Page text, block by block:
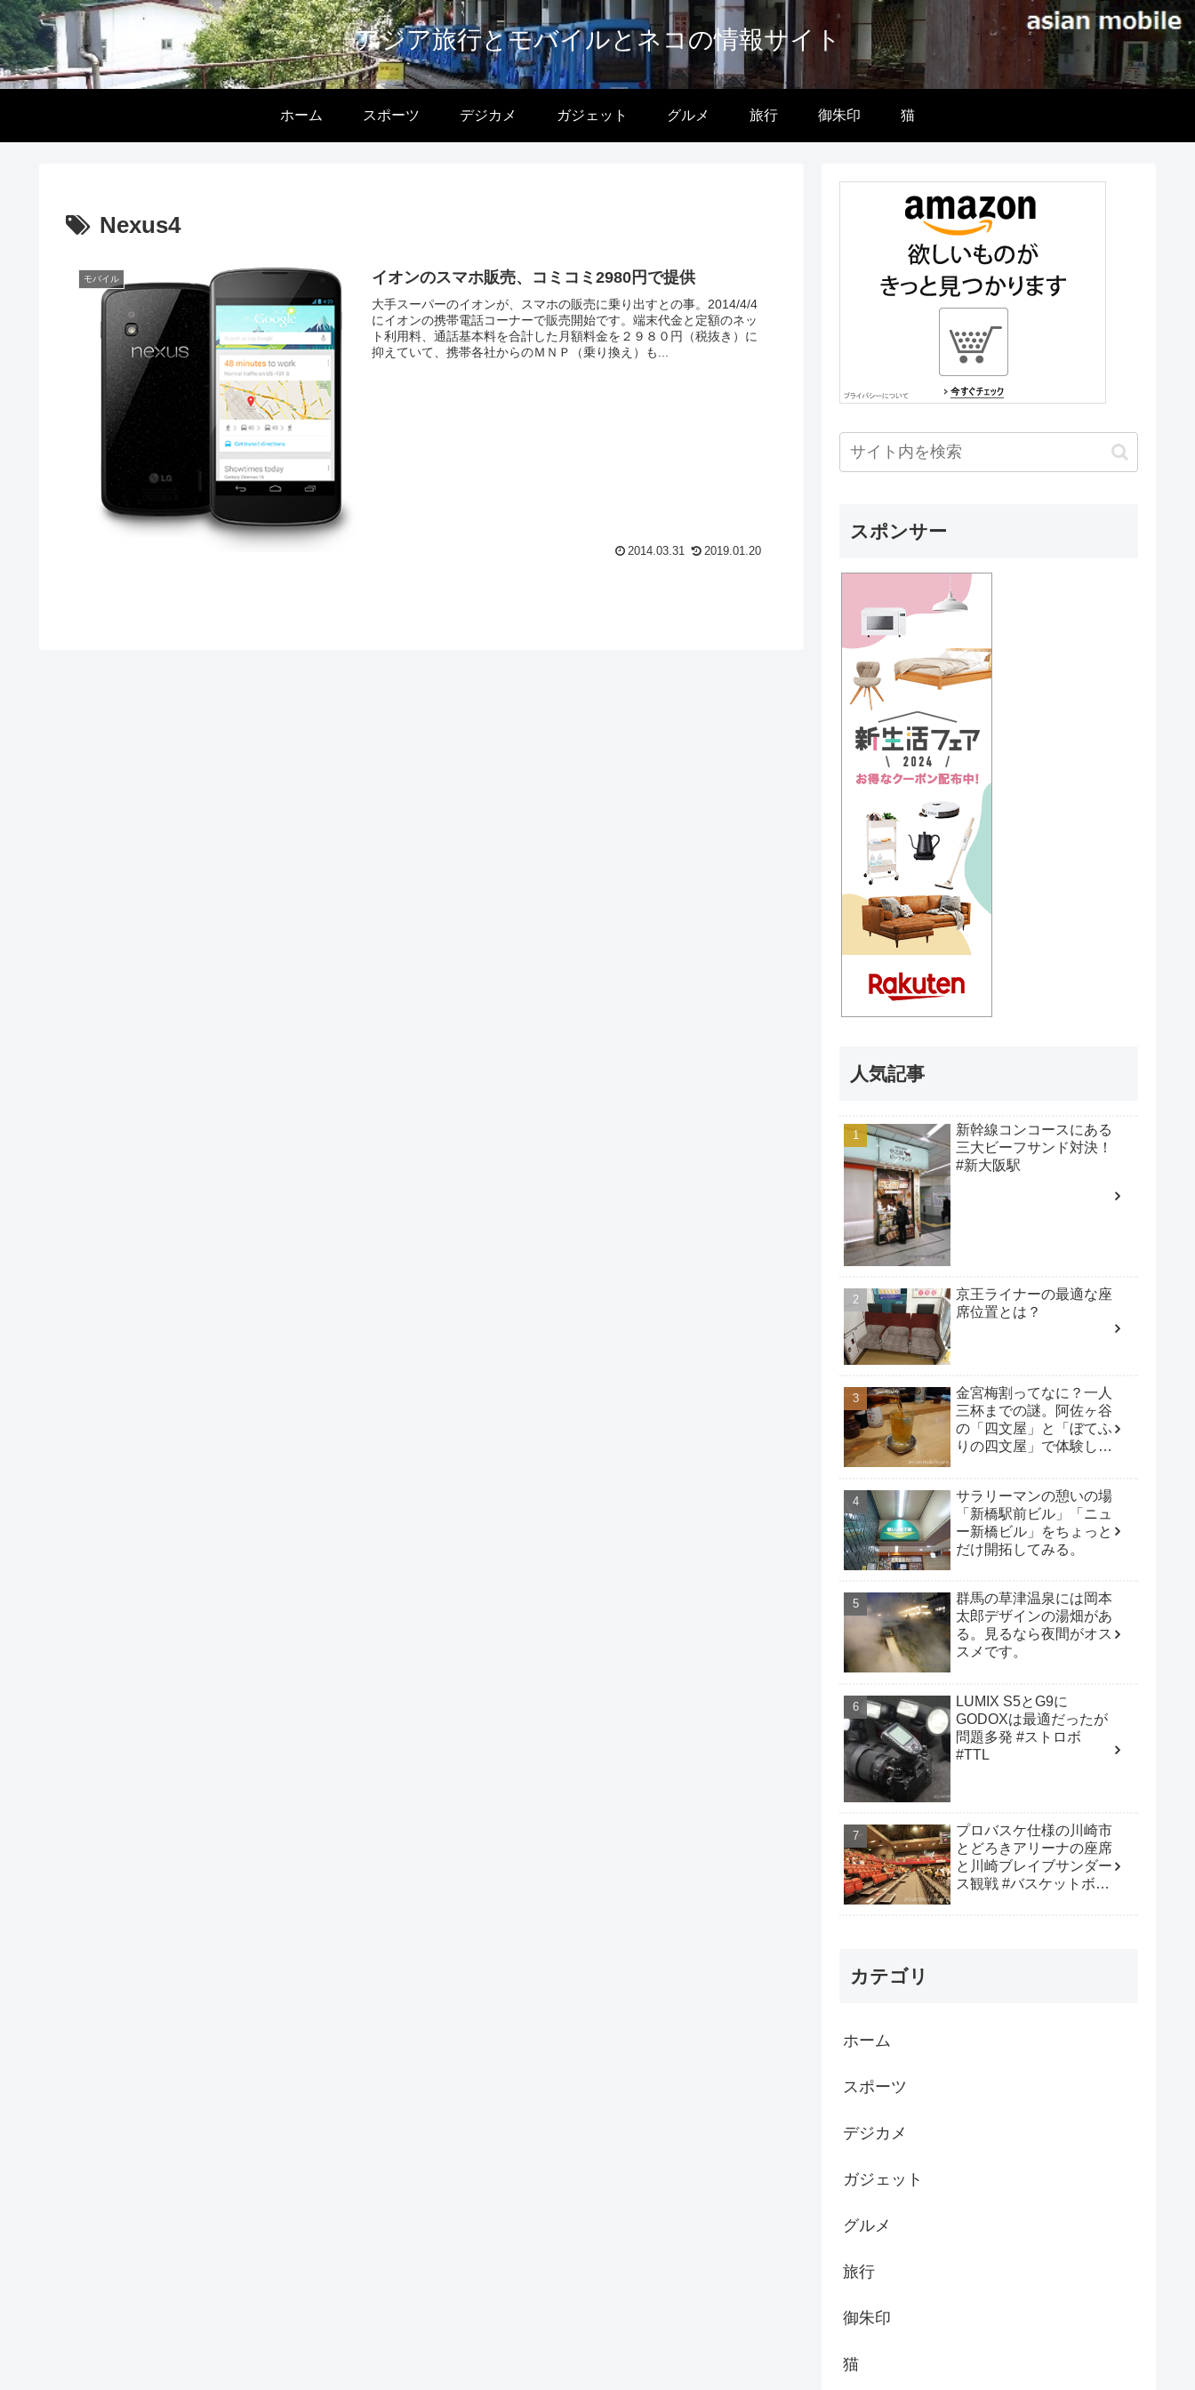
アジア旅行とモバイルとネコの情報サイト
ホーム スポーツ デジカメ ガジェット グルメ 旅行 御朱印 猫
Nexus4
モバイル イオンのスマホ販売、コミコミ2980円で提供
大手スーパーのイオンが、スマホの販売に乗り出すとの事。2014/4/4
にイオンの携帯電話コーナーで販売開始です。端末代金と定額のネッ
ト利用料、通話基本料を合計した月額料金を２９８０円（税抜き）に
抑えていて、携帯各社からのＭＮＰ（乗り換え）も...
2014.03.31 2019.01.20
スポンサー
人気記事
新幹線コンコースにある
三大ビーフサンド対決！
#新大阪駅
京王ライナーの最適な座
席位置とは？
金宮梅割ってなに？一人
三杯までの謎。阿佐ヶ谷
の「四文屋」と「ぼてふ
りの四文屋」で体験して
サラリーマンの憩いの場
「新橋駅前ビル」「ニュ
ー新橋ビル」をちょっと
だけ開拓してみる。
群馬の草津温泉には岡本
太郎デザインの湯畑があ
る。見るなら夜間がオス
スメです。
LUMIX S5とG9に
GODOXは最適だったが
問題多発 #ストロボ
#TTL
プロバスケ仕様の川崎市
とどろきアリーナの座席
と川崎ブレイブサンダー
ス観戦 #バスケットボー
カテゴリ
ホーム
スポーツ
デジカメ
ガジェット
グルメ
旅行
御朱印
猫